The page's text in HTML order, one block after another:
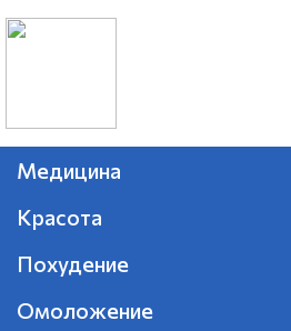
Медицина
Красота
Похудение
Омоложение